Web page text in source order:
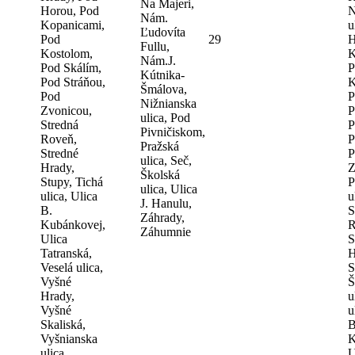
Horou, Pod
Kopanicami,
Pod
Kostolom,
Pod Skálím,
Pod Stráňou,
Pod
Zvonicou,
Stredná
Roveň,
Stredné
Hrady,
Stupy, Tichá
ulica, Ulica
B.
Kubánkovej,
Ulica
Tatranská,
Veselá ulica,
Vyšné
Hrady,
Vyšné
Skaliská,
Vyšnianska
Na Majeri,
Nám.
Ľudovíta
Fullu,
Nám.J.
Kútnika-
Šmálova,
Nižnianska
ulica, Pod
Pivničiskom,
Pražská
ulica, Seč,
Školská
ulica, Ulica
J. Hanulu,
Záhrady,
Záhumnie
29